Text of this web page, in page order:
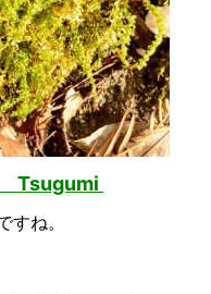
Tsugumi
すね。